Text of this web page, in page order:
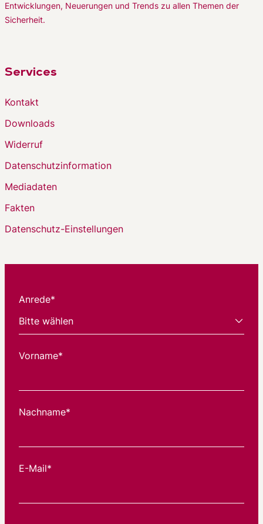
Entwicklungen, Neuerungen und Trends zu allen Themen der
Sicherheit.
Services
Kontakt
Downloads
Widerruf
Datenschutzinformation
Mediadaten
Fakten
Datenschutz-Einstellungen
Anrede*
Vorname*
Nachname*
E-Mail*